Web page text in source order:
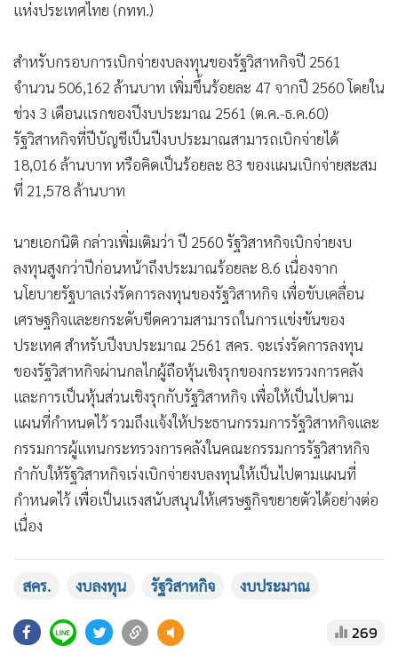
แห่งประเทศไทย (กทท.)
สำหรับกรอบการเบิกจ่ายงบลงทุนของรัฐวิสาหกิจปี 2561
จำนวน 506,162 ล้านบาท เพิ่มขึ้นร้อยละ 47 จากปี 2560 โดยใน
ช่วง 3 เดือนแรกของปีงบประมาณ 2561 (ต.ค.-ธ.ค.60)
รัฐวิสาหกิจที่ปีบัญชีเป็นปีงบประมาณสามารถเบิกจ่ายได้
18,016 ล้านบาท หรือคิดเป็นร้อยละ 83 ของแผนเบิกจ่ายสะสม
ที่ 21,578 ล้านบาท
นายเอกนิติ กล่าวเพิ่มเติมว่า ปี 2560 รัฐวิสาหกิจเบิกจ่ายงบ
ลงทุนสูงกว่าปีก่อนหน้าถึงประมาณร้อยละ 8.6 เนื่องจาก
นโยบายรัฐบาลเร่งรัดการลงทุนของรัฐวิสาหกิจ เพื่อขับเคลื่อน
เศรษฐกิจและยกระดับขีดความสามารถในการแข่งขันของ
ประเทศ สำหรับปีงบประมาณ 2561 สคร. จะเร่งรัดการลงทุน
ของรัฐวิสาหกิจผ่านกลไกผู้ถือหุ้นเชิงรุกของกระทรวงการคลัง
และการเป็นหุ้นส่วนเชิงรุกกับรัฐวิสาหกิจ เพื่อให้เป็นไปตาม
แผนที่กำหนดไว้ รวมถึงแจ้งให้ประธานกรรมการรัฐวิสาหกิจและ
กรรมการผู้แทนกระทรวงการคลังในคณะกรรมการรัฐวิสาหกิจ
กำกับให้รัฐวิสาหกิจเร่งเบิกจ่ายงบลงทุนให้เป็นไปตามแผนที่
กำหนดไว้ เพื่อเป็นแรงสนับสนุนให้เศรษฐกิจขยายตัวได้อย่างต่อ
เนื่อง
สคร. งบลงทุน รัฐวิสาหกิจ งบประมาณ
269